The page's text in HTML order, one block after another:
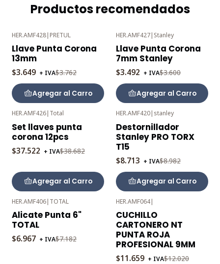
Productos recomendados
-3%
OFF
HER.AMF428| PRETUL
Llave Punta Corona
13mm
$3.649 + IVA$3.762
Agregar al Carro
-3%
OFF
HER.AMF427| Stanley
Llave Punta Corona
7mm Stanley
$3.492 + IVA$3.600
Agregar al Carro
-3%
OFF
HER.AMF426| Total
Set llaves punta
corona 12pcs
$37.522 + IVA$38.682
Agregar al Carro
OFF
HER.AMF420| stanley
Destornillador
Stanley PRO TORX
T15
$8.713 + IVA$8.982
Agregar al Carro
-3%
OFF
HER.AMF406| TOTAL
Alicate Punta 6"
TOTAL
$6.967 + IVA$7.182
-3%
OFF
HER.AMF064|
CUCHILLO
CARTONERO NT
PUNTA ROJA
PROFESIONAL 9MM
$11.659 + IVA$12.020